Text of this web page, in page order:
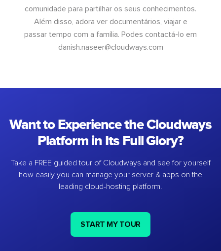
comunidade para partilhar os seus conhecimentos.
Além disso, adora ver documentários, viajar e
passar tempo com a família. Podes contactá-lo em
danish.naseer@cloudways.com
Want to Experience the Cloudways
Platform in Its Full Glory?
Take a FREE guided tour of Cloudways and see for yourself
how easily you can manage your server & apps on the
leading cloud-hosting platform.
START MY TOUR